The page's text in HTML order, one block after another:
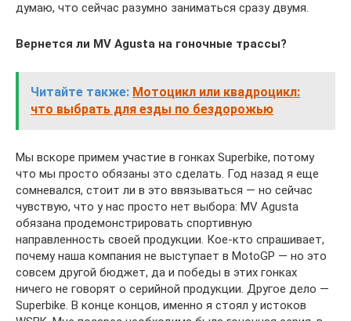
думаю, что сейчас разумно заниматься сразу двумя.
Вернется ли MV Agusta на гоночные трассы?
Читайте также: Мотоцикл или квадроцикл:
что выбрать для езды по бездорожью
Мы вскоре примем участие в гонках Superbike, потому
что мы просто обязаны это сделать. Год назад я еще
сомневался, стоит ли в это ввязываться — но сейчас
чувствую, что у нас просто нет выбора: MV Agusta
обязана продемонстрировать спортивную
направленность своей продукции. Кое-кто спрашивает,
почему наша компания не выступает в MotoGP — но это
совсем другой бюджет, да и победы в этих гонках
ничего не говорят о серийной продукции. Другое дело —
Superbike. В конце концов, именно я стоял у истоков